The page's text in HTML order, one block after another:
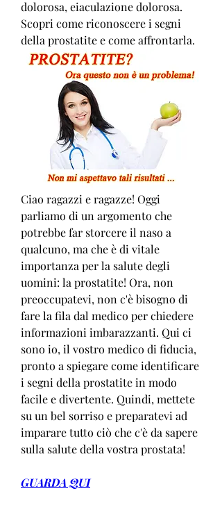
dolorosa, eiaculazione dolorosa.
Scopri come riconoscere i segni
della prostatite e come affrontarla.
Ciao ragazzi e ragazze! Oggi
parliamo di un argomento che
potrebbe far storcere il naso a
qualcuno, ma che è di vitale
importanza per la salute degli
uomini: la prostatite! Ora, non
preoccupatevi, non c'è bisogno di
fare la fila dal medico per chiedere
informazioni imbarazzanti. Qui ci
sono io, il vostro medico di fiducia,
pronto a spiegare come identificare
i segni della prostatite in modo
facile e divertente. Quindi, mettete
su un bel sorriso e preparatevi ad
imparare tutto ciò che c'è da sapere
sulla salute della vostra prostata!
GUARDA QUI